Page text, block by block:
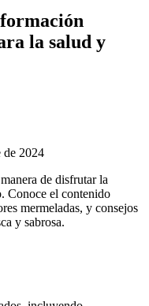
la salud y
de 2024
de disfrutar la
Conoce el contenido
mermeladas, y consejos
y sabrosa.